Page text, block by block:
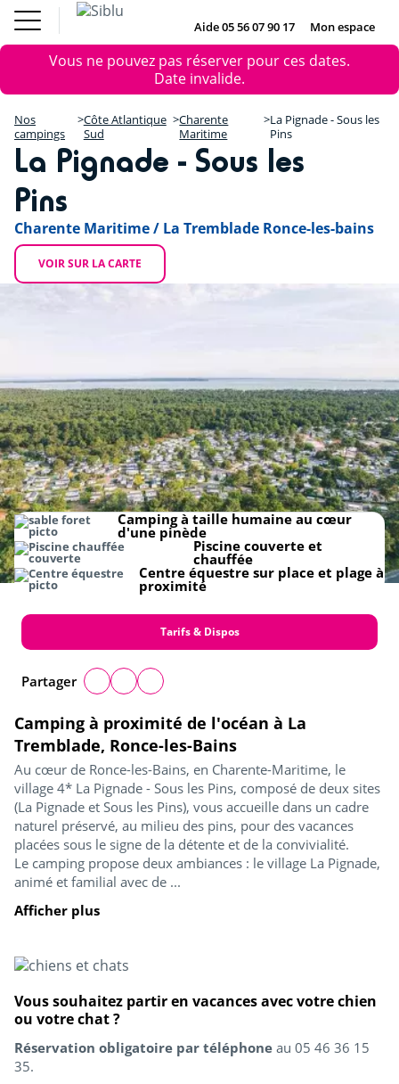
Aller
au
contenu
principal
Le Fun
DE IE NL EN
Nos campings
Vos envies
Nos offres
Hébergement
Siblu & moi
Le Fun Pass
Achat mobil home
Aide 05 56 07 90 17 Mon espace
MessageVous ne pouvez pas réserver pour ces dates.
Date invalide.
Nos
campings
Côte Atlantique
Sud
Charente
Maritime
La Pignade - Sous les
Pins
La Pignade - Sous les
Pins
Charente Maritime / La Tremblade Ronce-les-bains
VOIR SUR LA CARTE
−
Camping à proximité de l'océan à La
Tremblade, Ronce-les-Bains
Au cœur de Ronce-les-Bains, en Charente-Maritime, le
village 4* La Pignade - Sous les Pins, composé de deux sites
(La Pignade et Sous les Pins), vous accueille dans un cadre
naturel préservé, au milieu des pins, pour des vacances
placées sous le signe de la détente et de la convivialité.
Le camping propose deux ambiances : le village La Pignade,
animé et familial avec de ...
Afficher plus
Camping à taille humaine au cœur
d'une pinède
Piscine couverte et
chauffée
Centre équestre sur place et plage à
proximité
Tarifs & Dispos
Partager
Vous souhaitez partir en vacances avec votre chien
ou votre chat ?
Réservation obligatoire par téléphone au 05 46 36 15
35.